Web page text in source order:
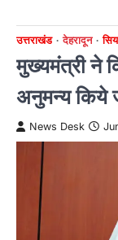
उत्तराखंड देहरादून
मुख्यमंत्री ने
अनुमन्य किये
News Desk